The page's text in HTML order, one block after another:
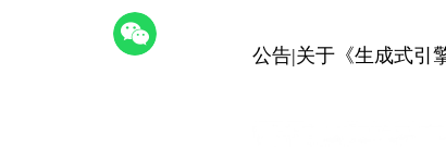
公告|关于《生成式引